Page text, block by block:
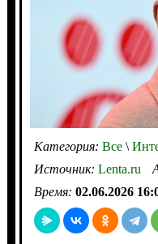
Категория: Все\
Источник: Lenta.ru
Время: 02.06.2026